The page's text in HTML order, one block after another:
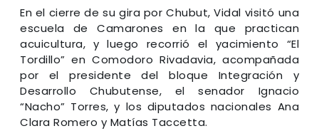
En el cierre de su gira por Chubut, Vidal visitó una
escuela de Camarones en la que practican
acuicultura, y luego recorrió el yacimiento “El
Tordillo” en Comodoro Rivadavia, acompañada
por el presidente del bloque Integración y
Desarrollo Chubutense, el senador Ignacio
“Nacho” Torres, y los diputados nacionales Ana
Clara Romero y Matías Taccetta.